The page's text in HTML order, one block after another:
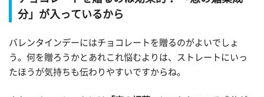
分」が入っているから
バレンタインデーにはチョコレートを贈るのがよいでしょ
う。何を贈ろうかとあれこれ悩むよりは、ストレートにいっ
たほうが気持ちも伝わりやすいですからね。